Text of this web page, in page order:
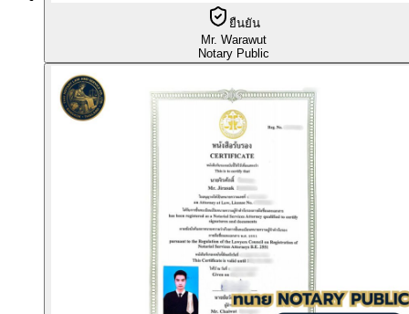
ยืนยัน
Mr. Warawut
Notary Public